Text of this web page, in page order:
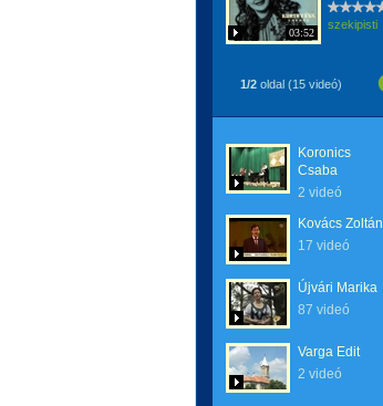
03:52
szekipisti
1/2 oldal (15 videó)
Koronics
Csaba
2 videó
Kovács Zoltán
17 videó
Újvári Marika
87 videó
Varga Edit
2 videó